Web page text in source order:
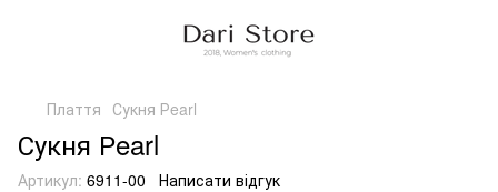
Плаття Сукня Рearl
Сукня Рearl
Артикул: 6911-00 Написати відгук